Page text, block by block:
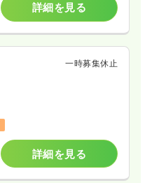
詳細を見る
一時募集休止
詳細を見る